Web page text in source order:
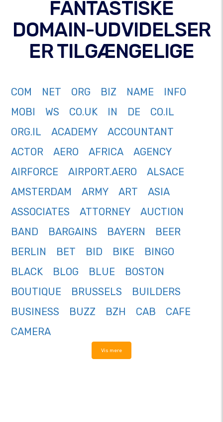
FANTASTISKE
DOMAIN-UDVIDELSER
ER TILGÆNGELIGE
COM NET ORG BIZ NAME
INFO
MOBI
WS CO.UK IN DE
CO.IL
ORG.IL
ACADEMY
ACCOUNTANT
ACTOR
AERO AFRICA
AGENCY
AIRFORCE
AIRPORT.AERO
ALSACE
AMSTERDAM
ARMY ART
ASIA
ASSOCIATES
ATTORNEY
AUCTION
BAND
BARGAINS BAYERN
BEER
BERLIN
BET BID BIKE
BINGO
BLACK
BLOG BLUE
BOSTON
BOUTIQUE
BRUSSELS
BUILDERS
BUSINESS
BUZZ BZH CAB
CAFE
CAMERA
Vis mere